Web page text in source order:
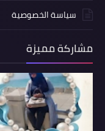
سياسة الخصوصية
مشاركة مميزة